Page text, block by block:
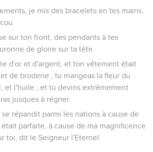
je mis des bracelets en tes mains,
sur ton front, des pendants à tes
de gloire sur ta tête.
d'or et d'argent, et ton vêtement était
de broderie ; tu mangeas la fleur du
et l'huile ; et tu devins extrêmement
jusques à régner.
répandit parmi les nations à cause de
parfaite, à cause de ma magnificence
toi, dit le Seigneur l'Eternel.